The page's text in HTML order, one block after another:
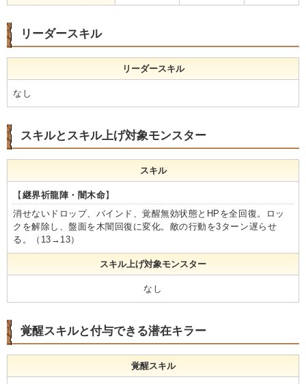
リーダースキル
リーダースキル
なし
スキルとスキル上げ対象モンスター
スキル
【 継界祈龍陣・闇木命】
消せないドロップ、バインド、覚醒無効状態とHPを全回復。ロッ
クを解除し、盤面を木闇回復に変化。敵の行動を3ターン遅らせ
る。（13→13）
スキル上げ対象モンスター
なし
覚醒スキルと付与できる潜在キラー
覚醒スキル